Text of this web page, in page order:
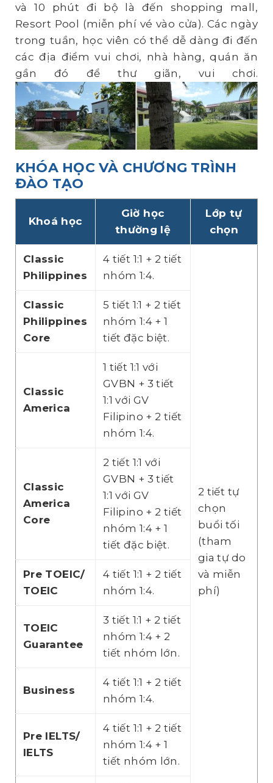
và 10 phút đi bộ là đến shopping mall,
Resort Pool (miễn phí vé vào cửa). Các ngày
trong tuần, học viên có thể dễ dàng đi đến
các địa điểm vui chơi, nhà hàng, quán ăn
gần đó để thư giãn, vui chơi.
KHÓA HỌC VÀ CHƯƠNG TRÌNH
ĐÀO TẠO
Khoá học
Giờ học
thường lệ
Lớp tự
chọn
Classic
Philippines
4 tiết 1:1 + 2 tiết
nhóm 1:4.
2 tiết tự
chọn
buổi tối
(tham
gia tự do
và miễn
phí)
Classic
Philippines
Core
5 tiết 1:1 + 2 tiết
nhóm 1:4 + 1
tiết đặc biệt.
Classic
America
1 tiết 1:1 với
GVBN + 3 tiết
1:1 với GV
Filipino + 2 tiết
nhóm 1:4.
Classic
America
Core
2 tiết 1:1 với
GVBN + 3 tiết
1:1 với GV
Filipino + 2 tiết
nhóm 1:4 + 1
tiết đặc biệt.
Pre TOEIC/
TOEIC
4 tiết 1:1 + 2 tiết
nhóm 1:4.
TOEIC
Guarantee
3 tiết 1:1 + 2 tiết
nhóm 1:4 + 2
tiết nhóm lớn.
Business
4 tiết 1:1 + 2 tiết
nhóm 1:4.
Pre IELTS/
IELTS
4 tiết 1:1 + 2 tiết
nhóm 1:4 + 1
tiết nhóm lớn.